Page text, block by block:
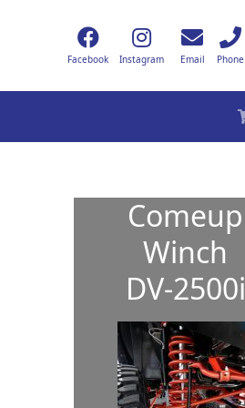
Facebook Instagram Email Phone
Comeup
Winch
DV-2500i